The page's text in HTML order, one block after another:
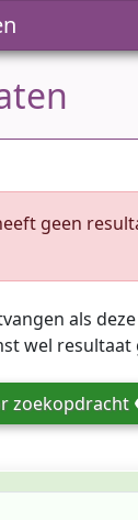
geen
als
wel resultaat
zoekopdracht